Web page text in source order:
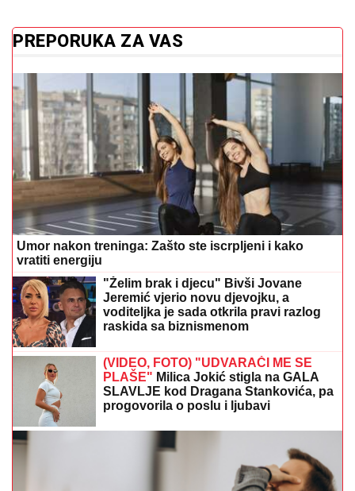
PREPORUKA ZA VAS
Umor nakon treninga: Zašto ste iscrpljeni i kako
vratiti energiju
"Želim brak i djecu" Bivši Jovane
Jeremić vjerio novu djevojku, a
voditeljka je sada otkrila pravi razlog
raskida sa biznismenom
(VIDEO, FOTO) "UDVARAČI ME SE
PLAŠE" Milica Jokić stigla na GALA
SLAVLJE kod Dragana Stankovića, pa
progovorila o poslu i ljubavi